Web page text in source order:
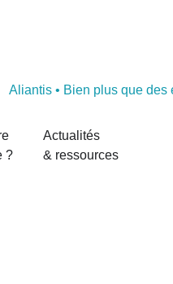
?
Actualités
& ressources